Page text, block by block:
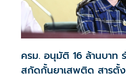
ครม. อนุมัติ 16 ล้านบาท
สกัดกั้นยาเสพติด สารตั้